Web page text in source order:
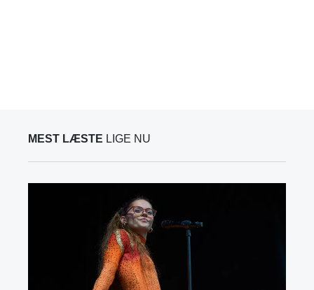
MEST LÆSTE LIGE NU